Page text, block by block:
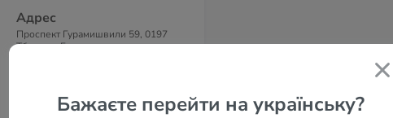
Бажаєте перейти на українську?
Адрес
Проспект Гурамишвили 59, 0197
Тбилиси, Грузия.